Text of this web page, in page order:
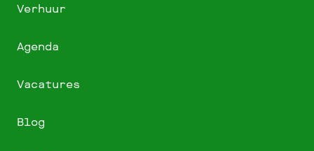
Verhuur
Agenda
Vacatures
Blog